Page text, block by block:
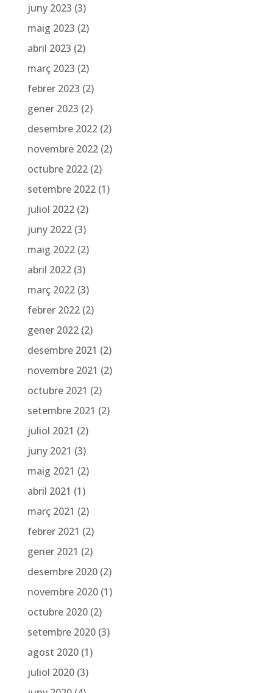
juny 2023 (3)
maig 2023 (2)
abril 2023 (2)
març 2023 (2)
febrer 2023 (2)
gener 2023 (2)
desembre 2022(2)
novembre 2022(2)
octubre 2022(2)
setembre 2022(1)
juliol 2022(2)
juny 2022(3)
maig 2022(2)
abril 2022(3)
març 2022(3)
febrer 2022(2)
gener 2022(2)
desembre 2021 (2)
novembre 2021 (2)
octubre 2021 (2)
setembre 2021 (2)
juliol 2021 (2)
juny 2021 (3)
maig 2021 (2)
abril 2021 (1)
març 2021 (2)
febrer 2021 (2)
gener 2021 (2)
desembre 2020(2)
novembre 2020(1)
octubre 2020(2)
setembre 2020(3)
agost 2020(1)
juliol 2020(3)